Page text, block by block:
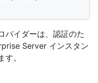
バイダーは、認証のた
Server インスタン
。